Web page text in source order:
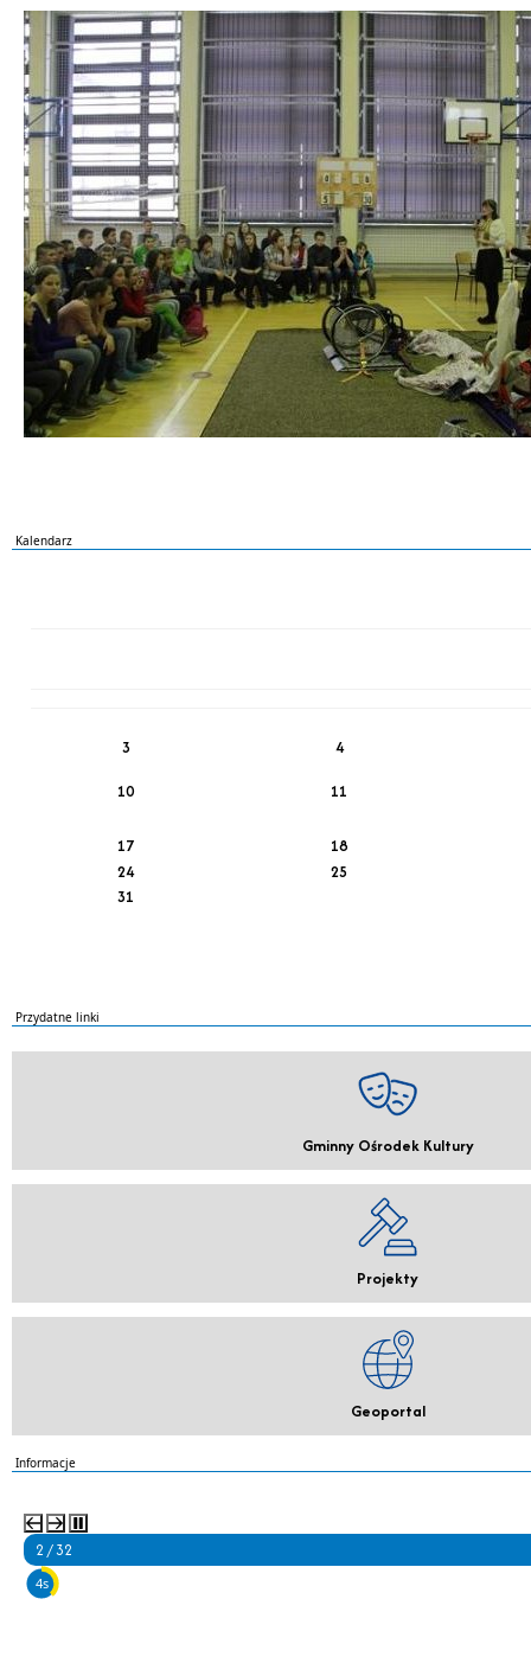
Kalendarz
3
4
10
11
17
18
24
25
31
Przydatne linki
Gminny Ośrodek Kultury
Projekty
Geoportal
Informacje
2 / 32
1s